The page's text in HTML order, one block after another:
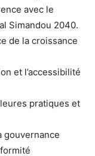
avec le
Simandou 2040.
de la croissance
et l’accessibilité
pratiques et
gouvernance